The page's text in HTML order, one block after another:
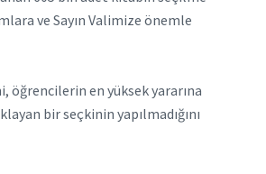
ve Sayın Valimize önemle
öğrencilerin en yüksek yararına
bir seçkinin yapılmadığını